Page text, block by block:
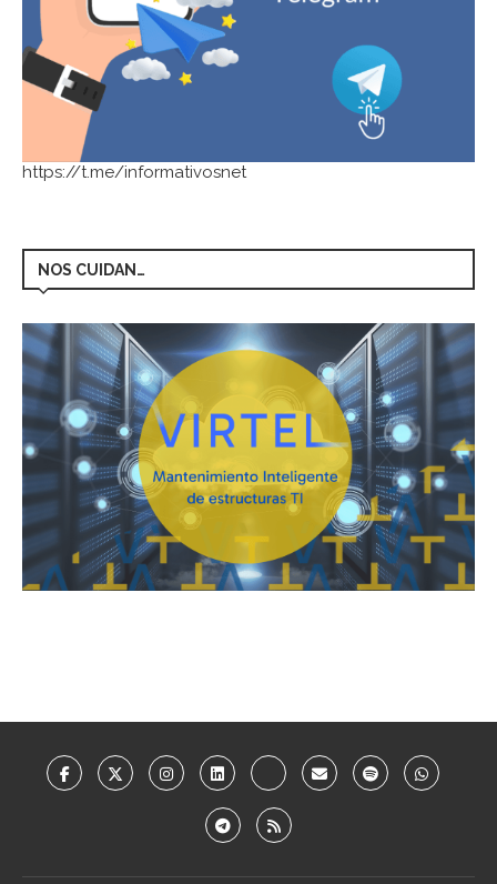
https://t.me/informativosnet
NOS CUIDAN…